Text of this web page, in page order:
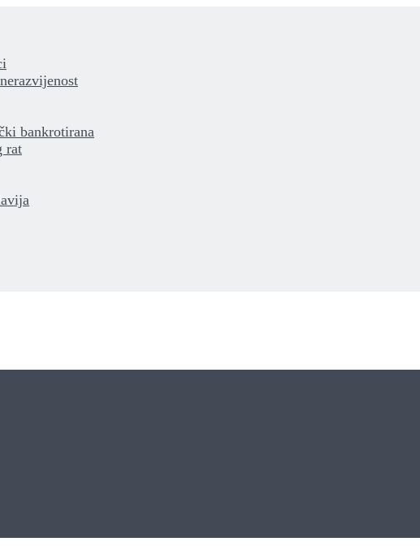
bankrotirana
rat